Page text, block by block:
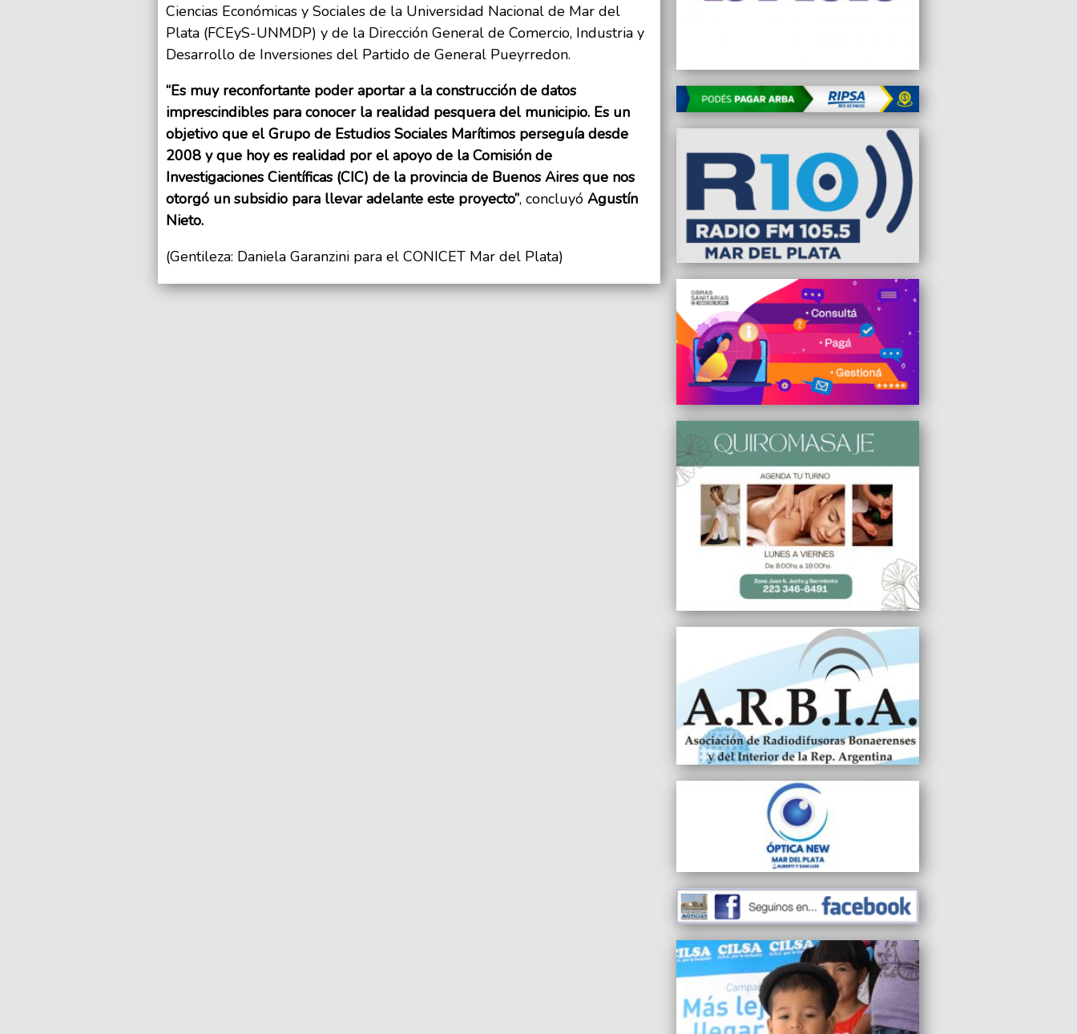
Ciencias Económicas y Sociales de la Universidad Nacional de Mar del
Plata (FCEyS-UNMDP) y de la Dirección General de Comercio, Industria y
Desarrollo de Inversiones del Partido de General Pueyrredon.
“Es muy reconfortante poder aportar a la construcción de datos
imprescindibles para conocer la realidad pesquera del municipio. Es un
objetivo que el Grupo de Estudios Sociales Marítimos perseguía desde
2008 y que hoy es realidad por el apoyo de la Comisión de
Investigaciones Científicas (CIC) de la provincia de Buenos Aires que nos
otorgó un subsidio para llevar adelante este proyecto”, concluyó Agustín
Nieto.
(Gentileza: Daniela Garanzini para el CONICET Mar del Plata)